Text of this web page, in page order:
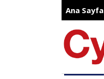
Ana Sayfa